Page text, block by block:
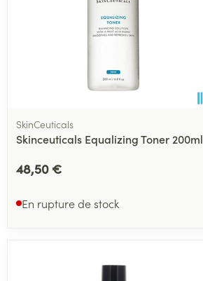
SkinCeuticals
Skinceuticals Equalizing Toner 200ml
48,50 €
En rupture de stock